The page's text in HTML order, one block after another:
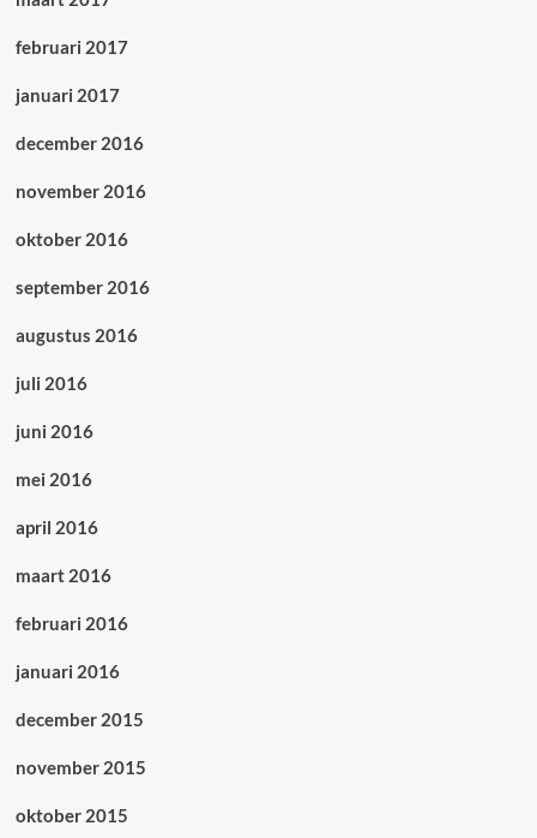
februari 2017
januari 2017
december 2016
november 2016
oktober 2016
september 2016
augustus 2016
juli 2016
juni 2016
mei 2016
april 2016
maart 2016
februari 2016
januari 2016
december 2015
november 2015
oktober 2015